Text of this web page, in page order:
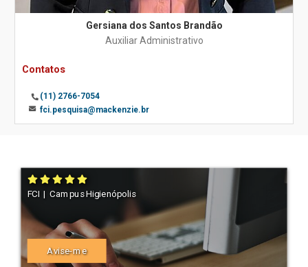
Gersiana dos Santos Brandão
Auxiliar Administrativo
Contatos
(11) 2766-7054
fci.pesquisa@mackenzie.br
FCI | Campus Higienópolis
Avise-me